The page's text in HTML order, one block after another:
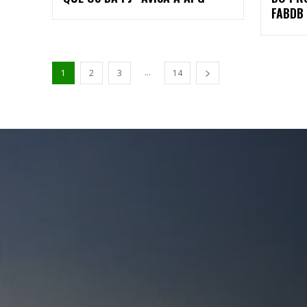
FABDB
1 2 3 ... 14